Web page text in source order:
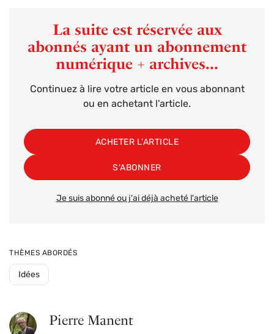
La suite est réservée aux
abonnés ayant un abonnement
numérique + archives...
Continuez à lire votre article en vous abonnant
ou en achetant l'article.
ACHETER L’ARTICLE
S'ABONNER
Je suis abonné ou j'ai déjà acheté l'article
THÈMES ABORDÉS
Idées
Pierre Manent